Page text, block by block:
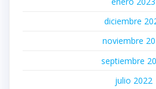
diciembre
noviembre
septiembre
julio 2022